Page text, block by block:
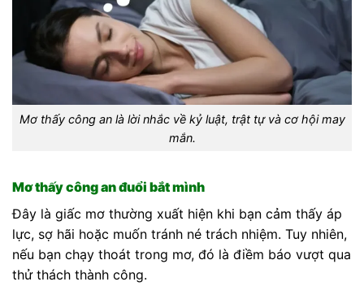
Mơ thấy công an là lời nhắc về kỷ luật, trật tự và cơ hội may
mắn.
Mơ thấy công an đuổi bắt mình
Đây là giấc mơ thường xuất hiện khi bạn cảm thấy áp
lực, sợ hãi hoặc muốn tránh né trách nhiệm. Tuy nhiên,
nếu bạn chạy thoát trong mơ, đó là điềm báo vượt qua
thử thách thành công.